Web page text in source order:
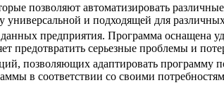
позволяют автоматизировать
и подходящей для
данных предприятия. Программа
предотвратить серьезные проблемы и
позволяющих адаптировать программу
в соответствии со своими